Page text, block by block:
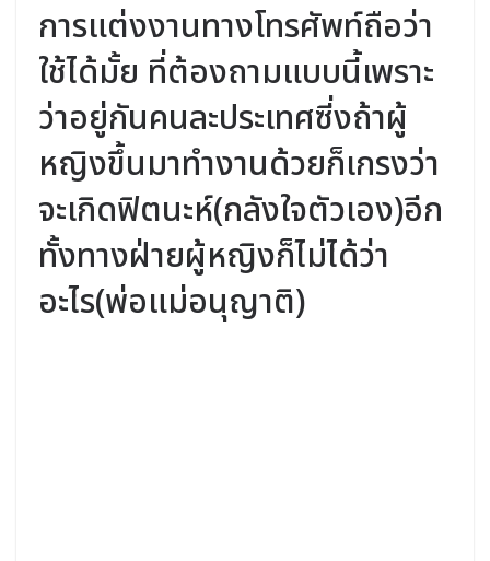
การแต่งงานทางโทรศัพท์ถือว่า
ใช้ได้มั้ย ที่ต้องถามแบบนี้เพราะ
ว่าอยู่กันคนละประเทศซี่งถ้าผู้
หญิงขึ้นมาทำงานด้วยก็เกรงว่า
จะเกิดฟิตนะห์(กลังใจตัวเอง)อีก
ทั้งทางฝ่ายผู้หญิงก็ไม่ได้ว่า
อะไร(พ่อแม่อนุญาติ)